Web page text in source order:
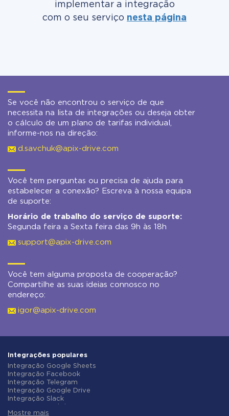
implementar a integração
com o seu serviço nesta página
Se você não encontrou o serviço de que
necessita na lista de integrações ou deseja obter
o cálculo de um plano de tarifas individual,
informe-nos na direção:
d.savchuk@apix-drive.com
Você tem perguntas ou precisa de ajuda para
estabelecer a conexão? Escreva à nossa equipa
de suporte:
Horário de trabalho do serviço de suporte:
Segunda feira a Sexta feira das 9h às 18h
support@apix-drive.com
Você tem alguma proposta de cooperação?
Compartilhe as suas ideias connosco no
endereço:
igor@apix-drive.com
Integrações populares
Integração Google Sheets
Integração Facebook
Integração Telegram
Integração Google Drive
Integração Slack
Mostre mais